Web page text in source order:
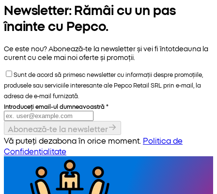
Newsletter: Rămâi cu un pas
înainte cu Pepco.
Ce este nou? Abonează-te la newsletter și vei fi întotdeauna la
curent cu cele mai noi oferte și promoții.
Sunt de acord să primesc newsletter cu informații despre promoțiile,
produsele sau serviciile interesante ale Pepco Retail SRL prin e-mail, la
adresa de e-mail furnizată.
Introduceți email-ul dumneavoastră *
Abonează-te la newsletter
Vă puteți dezabona în orice moment. Politica de
Confidențialitate